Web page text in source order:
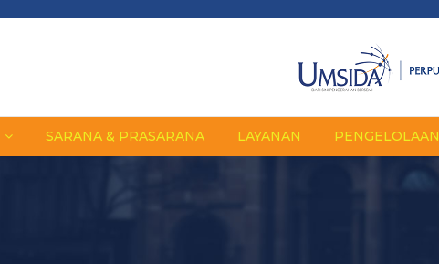
SARANA & PRASARANA LAYANAN PENGELOLAAN